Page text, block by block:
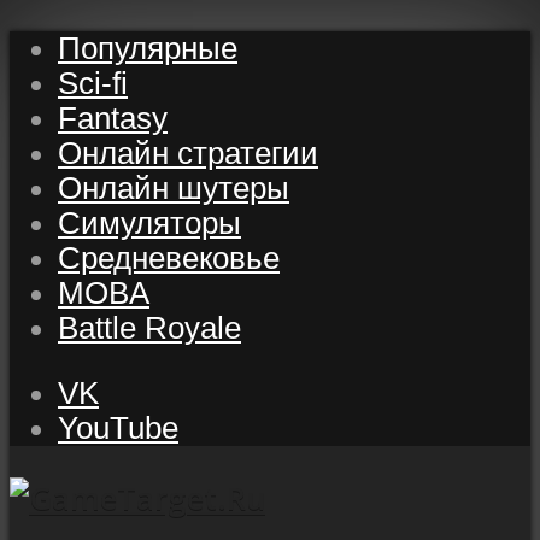
Популярные
Sci-fi
Fantasy
Онлайн стратегии
Онлайн шутеры
Симуляторы
Средневековье
MOBA
Battle Royale
VK
YouTube